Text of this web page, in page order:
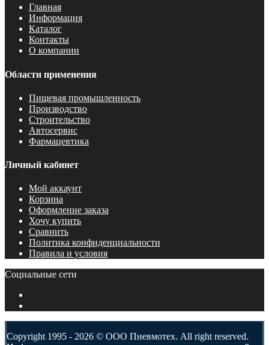
Главная
Информация
Каталог
Контакты
О компании
Области применения
Пищевая промышленность
Производство
Строительство
Автосервис
Фармацевтика
Личный кабинет
Мой аккаунт
Корзина
Оформление заказа
Хочу купить
Сравнить
Политика конфиденциальности
Правила и условия
Социальные сети
Copyright 1995 - 2026 © ООО Пневмотех. All right reserved.